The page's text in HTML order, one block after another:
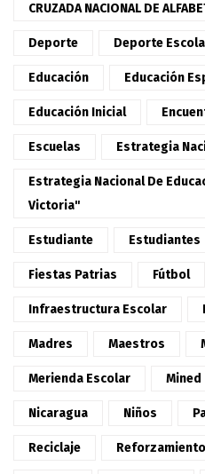
CRUZADA NACIONAL DE
Deporte Deporte
Educación Educación
Educación Inicial
Escuelas Estrategia
Estrategia Nacional De
Victoria"
Estudiante Estudiantes
Fiestas Patrias Fútbol
Infraestructura Escolar
Madres Maestros
Merienda Escolar Mined
Nicaragua Niños
Reciclaje